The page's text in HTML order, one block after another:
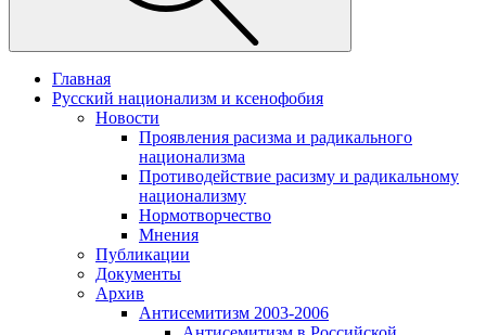
Главная
Русский национализм и ксенофобия
Новости
Проявления расизма и радикального
национализма
Противодействие расизму и радикальному
национализму
Нормотворчество
Мнения
Публикации
Документы
Архив
Антисемитизм 2003-2006